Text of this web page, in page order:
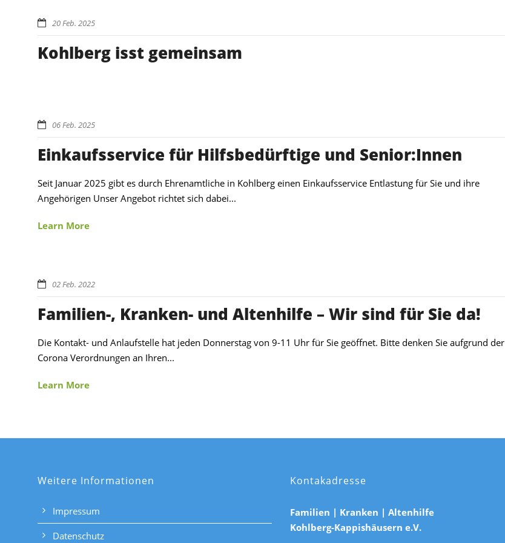
20 Feb. 2025
Kohlberg isst gemeinsam
06 Feb. 2025
Einkaufsservice für Hilfsbedürftige und Senior:Innen
Seit Januar 2025 gibt es durch Ehrenamtliche in Kohlberg einen Einkaufsservice Entlastung für Sie und ihre
Angehörigen Unser Angebot richtet sich dabei...
Learn More
02 Feb. 2022
Familien-, Kranken- und Altenhilfe – Wir sind für Sie da!
Die Kontakt- und Anlaufstelle hat jeden Donnerstag von 9-11 Uhr für Sie geöffnet. Bitte denken Sie aufgrund der
Corona Verordnungen an Ihren...
Learn More
Weitere Informationen
Impressum
Datenschutz
Kontakadresse
Familien | Kranken | Altenhilfe
Kohlberg-Kappishäusern e.V.